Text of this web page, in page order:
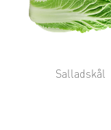
Salladskål